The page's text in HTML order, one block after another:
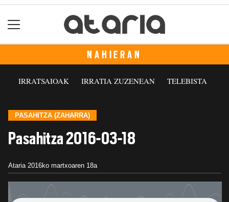
NAHIERAN
IRRATSAIOAK IRRATIA ZUZENEAN TELEBISTA
PASAHITZA (ZAHARRA)
Pasahitza 2016-03-18
Ataria 2016ko martxoaren 18a